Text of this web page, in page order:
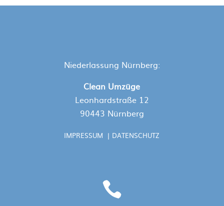
Niederlassung Nürnberg:
Clean Umzüge
Leonhardstraße 12
90443 Nürnberg
IMPRESSUM | DATENSCHUTZ
